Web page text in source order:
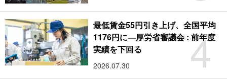
4
最低賃金55円引き上げ、全国平均
1176円に―厚労省審議会 : 前年度
実績を下回る
2026.07.30